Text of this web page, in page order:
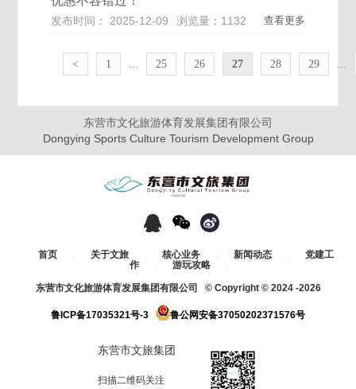
发布时间： 2025-12-09 浏览量：1132 查看更多
< 1 25 26 27 28 29
东营市文化旅游体育发展集团有限公司
Dongying Sports Culture Tourism Development Group
-分享至此页面-
首页 / 关于文旅 / 核心业务 / 新闻动态 /
党建工
作
/ 游玩攻略 /
东营市文化旅游体育发展集团有限公司 © Copyright © 2024 -2026
鲁ICP备17035321号-3 鲁公网安备37050202371576号
东营市文旅集团
扫描二维码关注